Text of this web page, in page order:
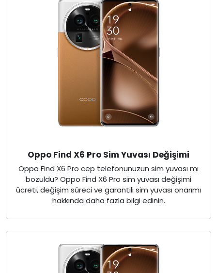
Oppo Find X6 Pro Sim Yuvası Değişimi
Oppo Find X6 Pro cep telefonunuzun sim yuvası mı
bozuldu? Oppo Find X6 Pro sim yuvası değişimi
ücreti, değişim süreci ve garantili sim yuvası onarımı
hakkında daha fazla bilgi edinin.